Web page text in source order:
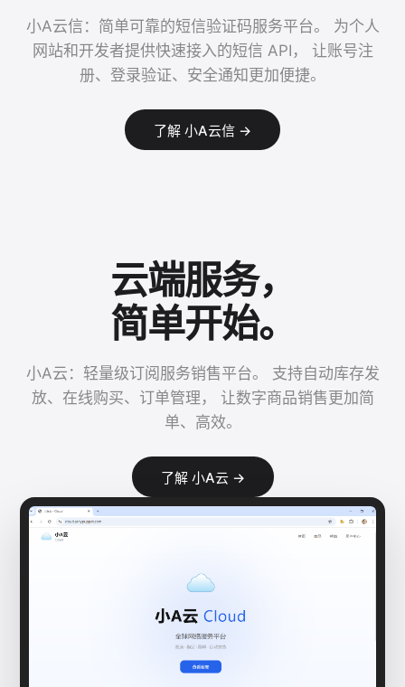
小A云信：简单可靠的短信验证码服务平台。 为个人
网站和开发者提供快速接入的短信 API， 让账号注
册、登录验证、安全通知更加便捷。
了解 小A云信 →
云端服务，
简单开始。
小A云：轻量级订阅服务销售平台。 支持自动库存发
放、在线购买、订单管理， 让数字商品销售更加简
单、高效。
了解 小A云 →